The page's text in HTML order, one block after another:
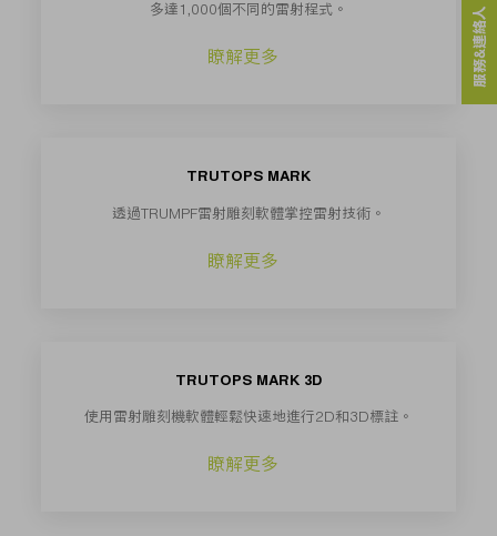
多達1,000個不同的雷射程式。
瞭解更多
TRUTOPS MARK
透過TRUMPF雷射雕刻軟體掌控雷射技術。
瞭解更多
TRUTOPS MARK 3D
使用雷射雕刻機軟體輕鬆快速地進行2D和3D標註。
瞭解更多
服務&連絡人